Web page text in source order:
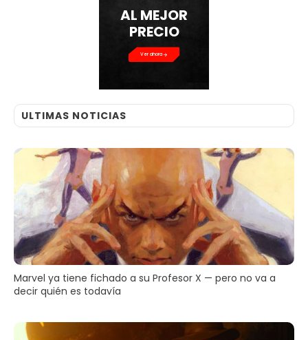
AL MEJOR
PRECIO
Ver ahora
ULTIMAS NOTICIAS
Marvel ya tiene fichado a su Profesor X — pero no va a
decir quién es todavía